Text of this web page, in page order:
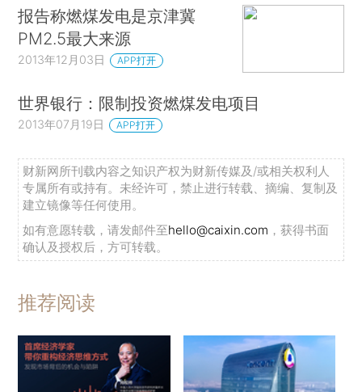
报告称燃煤发电是京津冀
PM2.5最大来源
2013年12月03日 APP打开
世界银行：限制投资燃煤发电项目
2013年07月19日 APP打开
财新网所刊载内容之知识产权为财新传媒及/或相关权利人
专属所有或持有。未经许可，禁止进行转载、摘编、复制及
建立镜像等任何使用。
如有意愿转载，请发邮件至hello@caixin.com ，获得书面
确认及授权后，方可转载。
推荐阅读